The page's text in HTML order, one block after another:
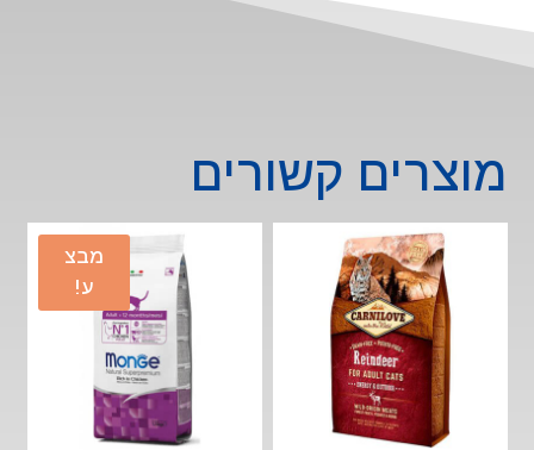
מוצרים קשורים
מבצ
ע!